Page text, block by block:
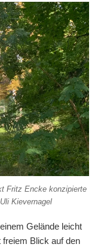
Fritz Encke konzipierte
Kievernagel
Gelände leicht
Blick auf den